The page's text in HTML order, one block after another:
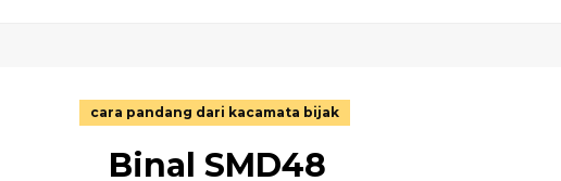
cara pandang dari kacamata bijak
Binal SMD48